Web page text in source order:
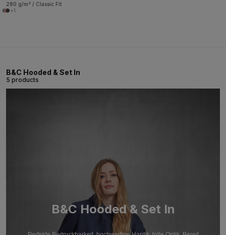
280 g/m² / Classic Fit
+1
B&C Hooded & Set In
5 products
B&C Hooded & Set In